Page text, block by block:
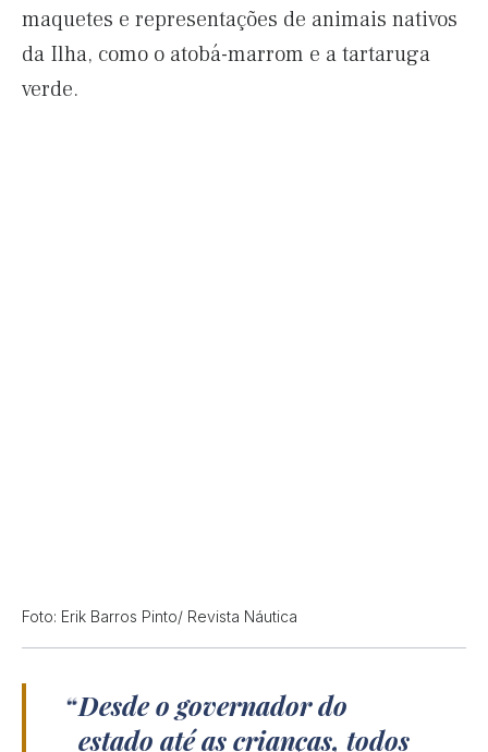
maquetes e representações de animais nativos
da Ilha, como o atobá-marrom e a tartaruga
verde.
Foto: Erik Barros Pinto/ Revista Náutica
Desde o governador do
estado até as crianças, todos